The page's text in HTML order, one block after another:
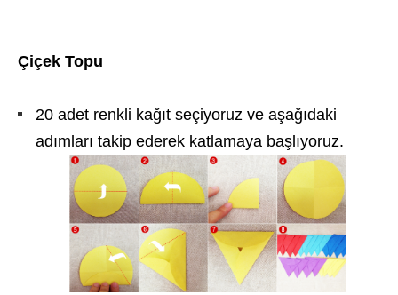
Çiçek Topu
20 adet renkli kağıt seçiyoruz ve aşağıdaki
adımları takip ederek katlamaya başlıyoruz.